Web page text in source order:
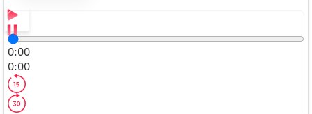
0:00
0:00